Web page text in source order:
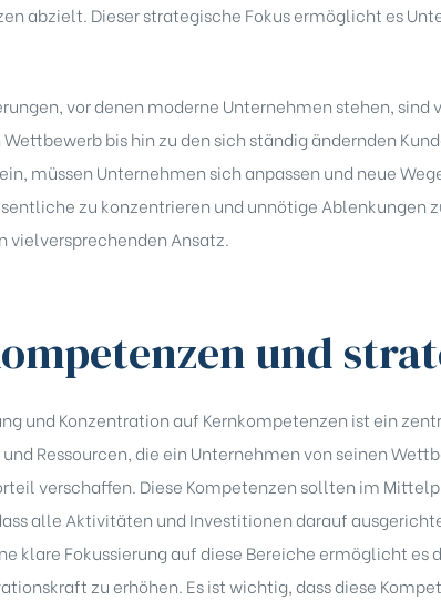
abzielt. Dieser strategische Fokus ermöglicht es
vor denen moderne Unternehmen stehen,
bis hin zu den sich ständig ändernden
müssen Unternehmen sich anpassen und neue
zu konzentrieren und unnötige Ablenkungen
vielversprechenden Ansatz.
und
und Konzentration auf Kernkompetenzen ist ein
Ressourcen, die ein Unternehmen von seinen
verschaffen. Diese Kompetenzen sollten im
alle Aktivitäten und Investitionen darauf
klare Fokussierung auf diese Bereiche ermöglicht
zu erhöhen. Es ist wichtig, dass diese